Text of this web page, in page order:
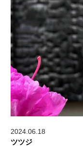
2024.06.18
ツツジ